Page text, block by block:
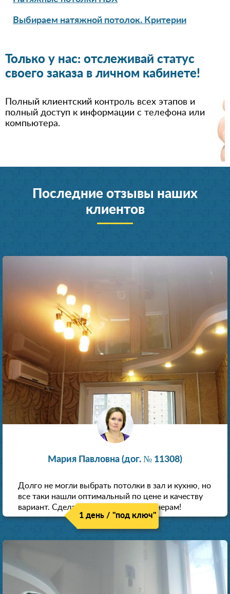
Выбираем натяжной потолок. Критерии
Только у нас: отслеживай статус
своего заказа в личном кабинете!
Полный клиентский контроль всех этапов и
полный доступ к информации с телефона или
компьютера.
Последние отзывы наших
клиентов
Мария Павловна (дог. № 11308)
Долго не могли выбрать потолки в зал и кухню, но
все таки нашли оптимальный по цене и качеству
вариант. Сделали скидку как пенсионерам!
1 день / "под ключ"